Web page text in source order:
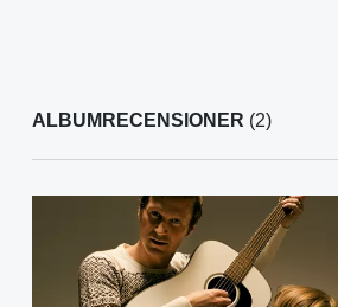
ALBUMRECENSIONER (2)